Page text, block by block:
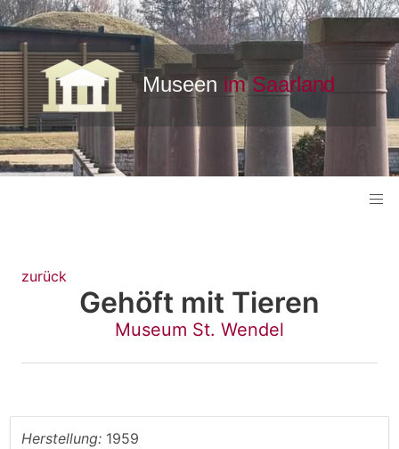
zurück
Gehöft mit Tieren
Museum St. Wendel
Herstellung: 1959